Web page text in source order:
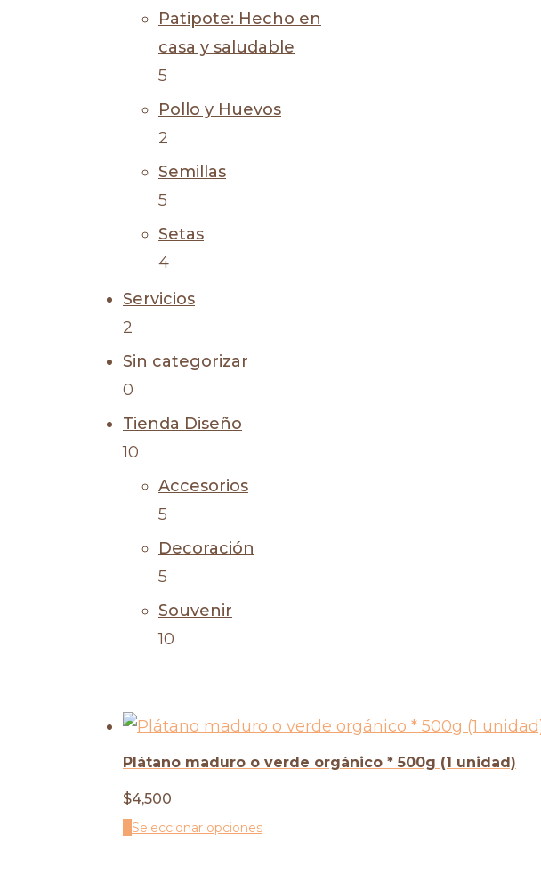
Patipote: Hecho en
casa y saludable
5
Pollo y Huevos
2
Semillas
5
Setas
4
Servicios
2
Sin categorizar
0
Tienda Diseño
10
Accesorios
5
Decoración
5
Souvenir
10
Plátano maduro o verde orgánico * 500g (1 unidad)
$4,500
Seleccionar opciones